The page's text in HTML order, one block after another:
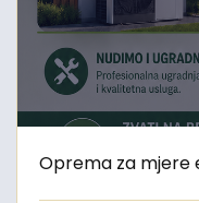
Oprema za mjere